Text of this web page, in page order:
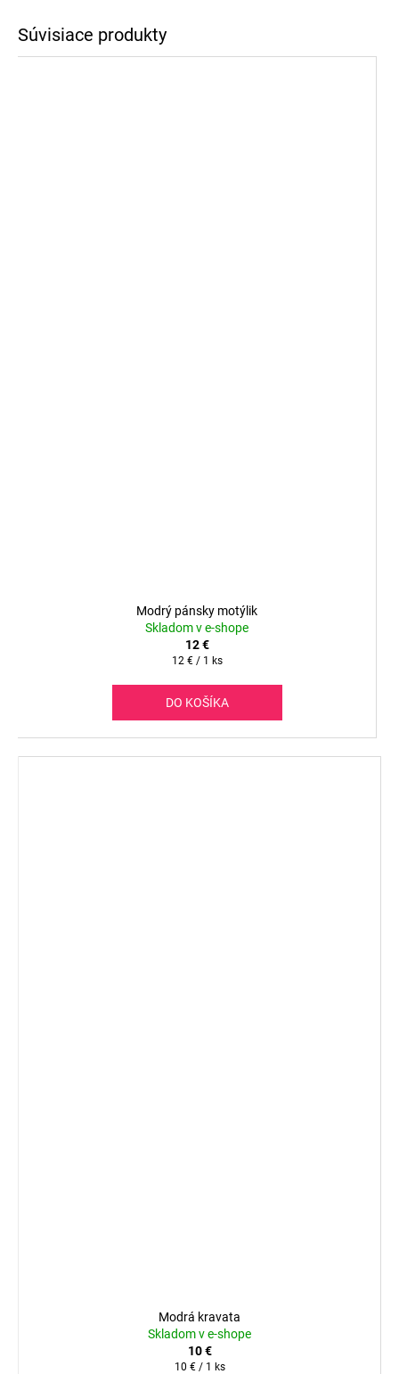
Modrý pánsky motýlik
Skladom v e-shope
12 €
Jednotková
12 € / 1 ks
DO KOŠÍKA
Modrá kravata
Skladom v e-shope
10 €
Jednotková
10 € / 1 ks